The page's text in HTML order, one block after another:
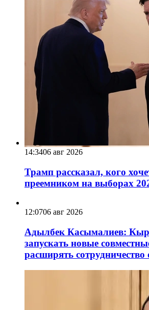
14:3406 авг 2026
Трамп рассказал, кого
преемником на выборах
12:0706 авг 2026
Адылбек Касымалиев:
запускать новые
расширять сотрудничество